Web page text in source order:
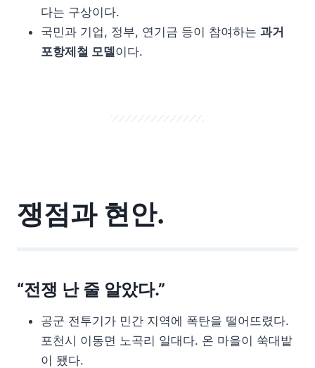
다는 구상이다.
국민과 기업, 정부, 연기금 등이 참여하는 과거
포항제철 모델이다.
쟁점과 현안.
“전쟁 난 줄 알았다.”
공군 전투기가 민간 지역에 폭탄을 떨어뜨렸다.
포천시 이동면 노곡리 일대다. 온 마을이 쑥대밭
이 됐다.